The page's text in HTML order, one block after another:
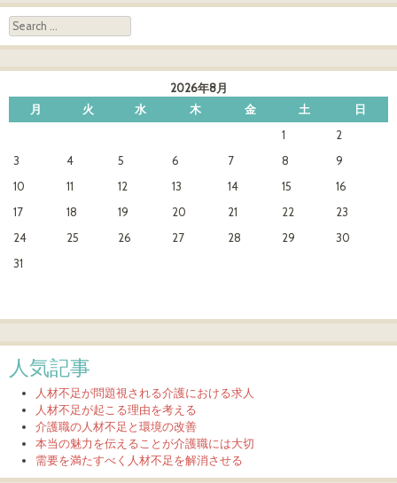
Search
2026年8月
月
火 水 木 金 土
日
1
2
3
4 5 6 7 8
9
10
11 12 13 14 15
16
17
18 19 20 21 22
23
24
25 26 27 28 29
30
31
人気記事
人材不足が問題視される介護における求人
人材不足が起こる理由を考える
介護職の人材不足と環境の改善
本当の魅力を伝えることが介護職には大切
需要を満たすべく人材不足を解消させる